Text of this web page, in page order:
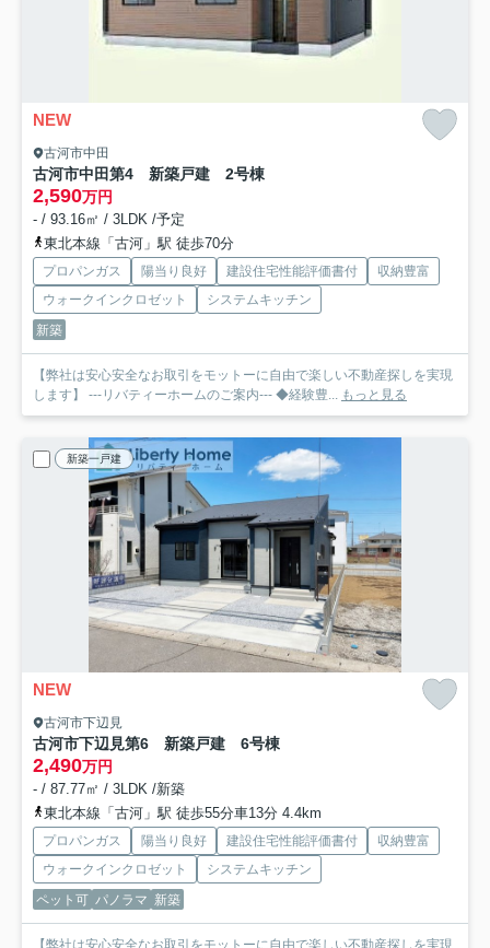
NEW
古河市中田
古河市中田第4 新築戸建 2号棟
2,590万円
- / 93.16㎡ / 3LDK /予定
東北本線「古河」駅 徒歩70分
プロパンガス 陽当り良好 建設住宅性能評価書付
収納豊富
ウォークインクロゼット
システムキッチン
新築
【弊社は安心安全なお取引をモットーに自由で楽しい不動産探しを実現
します】 ---リバティーホームのご案内--- ◆経験豊... もっと見る
新築一戸建
NEW
古河市下辺見
古河市下辺見第6 新築戸建 6号棟
2,490万円
- / 87.77㎡ / 3LDK /新築
東北本線「古河」駅 徒歩55分車13分 4.4km
プロパンガス 陽当り良好 建設住宅性能評価書付
収納豊富
ウォークインクロゼット
システムキッチン
ペット可 パノラマ 新築